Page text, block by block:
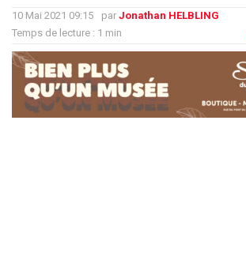
10 Mai 2021 09:15 par Jonathan HELBLING
Temps de lecture : 1 min